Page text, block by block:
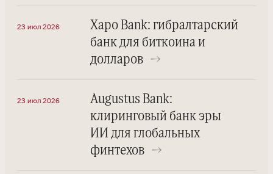
23 июл 2026
Xapo Bank: гибралтарский
банк для биткоина и
долларов →
23 июл 2026
Augustus Bank:
клиринговый банк эры
ИИ для глобальных
финтехов →